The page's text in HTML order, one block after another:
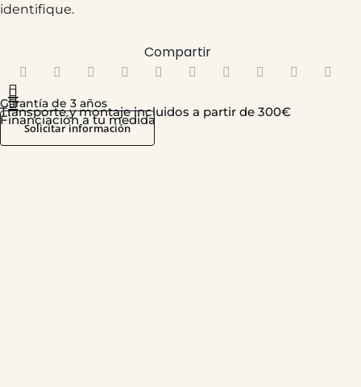
identifique.
Compartir
Transporte y montaje incluidos a partir de 300€
Garantía de 3 años
Financiación a tu medida
Solicitar información